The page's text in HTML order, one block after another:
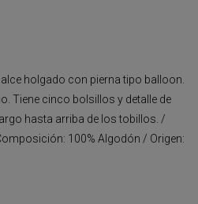
holgado con pierna tipo balloon.
Tiene cinco bolsillos y detalle de
hasta arriba de los tobillos. /
100% Algodón / Origen: